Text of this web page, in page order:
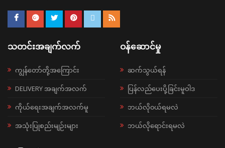
သတင်းအချက်လက်
ကျွန်တော်တို့အကြောင်း
DELIVERY အချက်အလက်
ကိုယ်ရေးအချက်အလက်မူ
အသုံးပြုစည်းမျဉ်းများ
ဝန်ဆောင်မှု
ဆက်သွယ်ရန်
ပြန်လည်ပေးပို့ခြင်းမူဝါဒ
ဘယ်လို၀ယ်ရမလဲ
ဘယ်လိုရောင်းရမလဲ